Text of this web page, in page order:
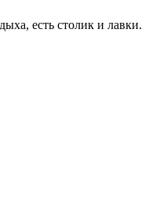
есть столик и лавки.